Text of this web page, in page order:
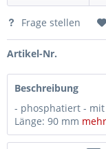
Frage stellen
Artikel-Nr.
Beschreibung
- phosphatiert -
Länge: 90 mm mehr